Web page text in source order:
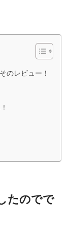
のレビュー！
たのでで